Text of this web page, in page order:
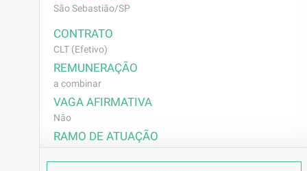
São Sebastião/SP
CONTRATO
CLT (Efetivo)
REMUNERAÇÃO
a combinar
VAGA AFIRMATIVA
Não
RAMO DE ATUAÇÃO